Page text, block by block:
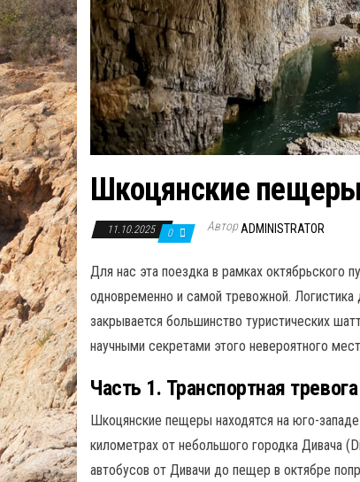
Шкоцянские пещеры
11.10.2025 0 АвторADMINISTRATOR
Для нас эта поездка в рамках октябрьского
одновременно и самой тревожной.
закрывается большинство туристических
научными секретами этого невероятного
Часть 1. Транспортная
Шкоцянские пещеры находятся на юго-
километрах от небольшого городка Дивача
автобусов от Дивачи до пещер в октябре